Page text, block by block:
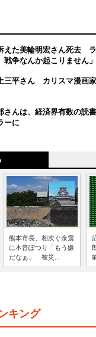
えた美輪明宏さん死去
争なんか起こりません」
三平さん カリスマ漫画
さんは、経済界有数の読
ーに
熊本市長、相次ぐ余震
に本音ぽつり「もう嫌
だなぁ」 被災...
キング